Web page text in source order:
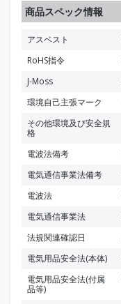
商品スペック情報
アスベスト
RoHS指令
J-Moss
環境自己主張マーク
その他環境及び安全規
格
電波法備考
電気通信事業法備考
電波法
電気通信事業法
法規関連確認日
電気用品安全法(本体)
電気用品安全法(付属
品等)